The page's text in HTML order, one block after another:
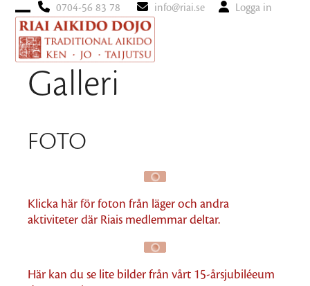
0704-56 83 78 info@riai.se Logga in
Open
mobile
menu
Close
mobile
menu
Galleri
FOTO
Klicka här för foton från läger och andra
aktiviteter där Riais medlemmar deltar.
Här kan du se lite bilder från vårt 15-årsjubiléeum